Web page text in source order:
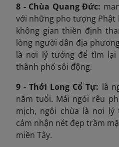
8 - Chùa Quang Đức:
với những pho tượng Phật
không gian thiền định
lòng người dân địa
là nơi lý tưởng để tìm
thành phố sôi động.
9 - Thới Long Cổ Tự: là
năm tuổi. Mái ngói rêu
mịch, ngôi chùa là nơi lý
cảm nhận nét đẹp trầm
miền Tây.